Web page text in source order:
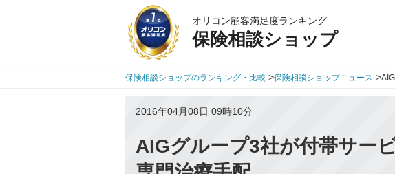
オリコン顧客満足度ランキング
保険相談ショップ
保険相談ショップのランキング・比較 >保険相談ショップニュース >
2016年04月08日 09時10分
AIGグループ3社が付帯サー